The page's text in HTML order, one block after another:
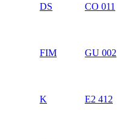
DS CO 011
FIM GU 002
K E2 412